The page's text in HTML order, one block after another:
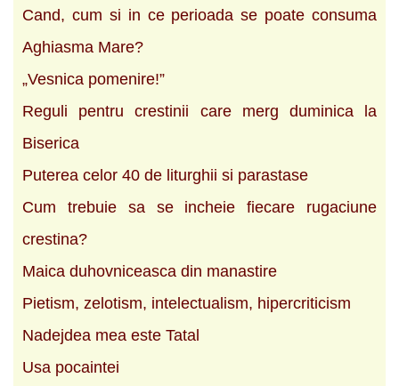
Cand, cum si in ce perioada se poate consuma
Aghiasma Mare?
„Vesnica pomenire!”
Reguli pentru crestinii care merg duminica la
Biserica
Puterea celor 40 de liturghii si parastase
Cum trebuie sa se incheie fiecare rugaciune
crestina?
Maica duhovniceasca din manastire
Pietism, zelotism, intelectualism, hipercriticism
Nadejdea mea este Tatal
Usa pocaintei